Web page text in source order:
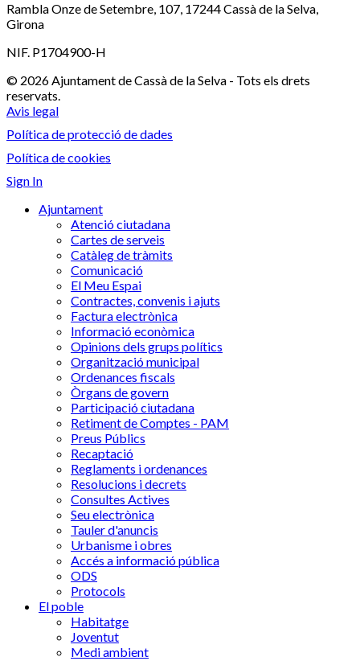
Rambla Onze de Setembre, 107, 17244 Cassà de la Selva,
Girona
NIF. P1704900-H
© 2026 Ajuntament de Cassà de la Selva - Tots els drets
reservats.
Avis legal
Política de protecció de dades
Política de cookies
Sign In
Ajuntament
Atenció ciutadana
Cartes de serveis
Catàleg de tràmits
Comunicació
El Meu Espai
Contractes, convenis i ajuts
Factura electrònica
Informació econòmica
Opinions dels grups polítics
Organització municipal
Ordenances fiscals
Òrgans de govern
Participació ciutadana
Retiment de Comptes - PAM
Preus Públics
Recaptació
Reglaments i ordenances
Resolucions i decrets
Consultes Actives
Seu electrònica
Tauler d'anuncis
Urbanisme i obres
Accés a informació pública
ODS
Protocols
El poble
Habitatge
Joventut
Medi ambient